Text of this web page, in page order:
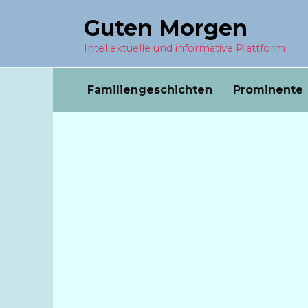
Guten Morgen
Intellektuelle und informative Plattform
Familiengeschichten Prominente